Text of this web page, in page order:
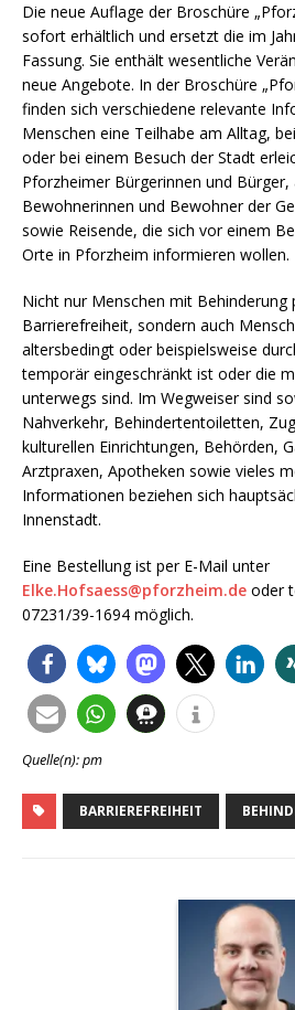
Die neue Auflage der Broschüre
sofort erhältlich und ersetzt die im
Fassung. Sie enthält wesentliche
neue Angebote. In der Broschüre
finden sich verschiedene relevante
Menschen eine Teilhabe am Alltag,
oder bei einem Besuch der Stadt
Pforzheimer Bürgerinnen und Bürger,
Bewohnerinnen und Bewohner der
sowie Reisende, die sich vor einem
Orte in Pforzheim informieren wollen.
Nicht nur Menschen mit Behinderung
Barrierefreiheit, sondern auch
altersbedingt oder beispielsweise
temporär eingeschränkt ist oder die
unterwegs sind. Im Wegweiser sind
Nahverkehr, Behindertentoiletten,
kulturellen Einrichtungen, Behörden,
Arztpraxen, Apotheken sowie vieles
Informationen beziehen sich
Innenstadt.
Eine Bestellung ist per E-Mail unter
Elke.Hofsaess@pforzheim.de oder
07231/39-1694 möglich.
Quelle(n): pm
BARRIEREFREIHEIT